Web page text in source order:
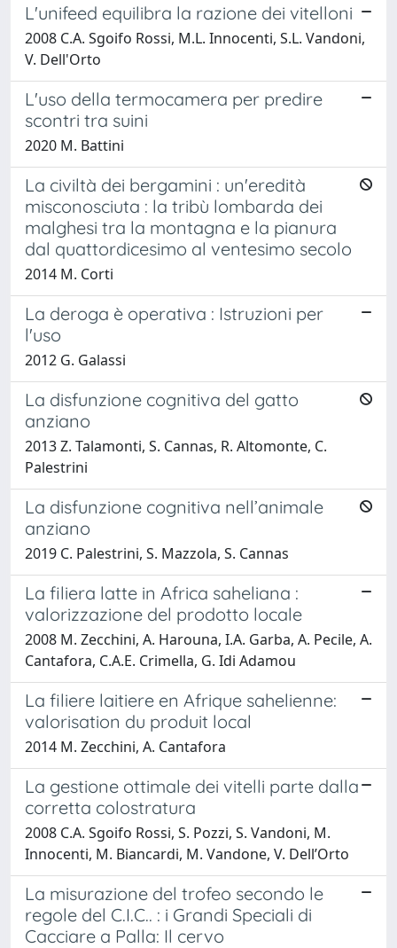
L'unifeed equilibra la razione dei vitelloni
2008 C.A. Sgoifo Rossi, M.L. Innocenti, S.L. Vandoni,
V. Dell'Orto
L'uso della termocamera per predire
scontri tra suini
2020 M. Battini
La civiltà dei bergamini : un'eredità
misconosciuta : la tribù lombarda dei
malghesi tra la montagna e la pianura
dal quattordicesimo al ventesimo secolo
2014 M. Corti
La deroga è operativa : Istruzioni per
l'uso
2012 G. Galassi
La disfunzione cognitiva del gatto
anziano
2013 Z. Talamonti, S. Cannas, R. Altomonte, C.
Palestrini
La disfunzione cognitiva nell’animale
anziano
2019 C. Palestrini, S. Mazzola, S. Cannas
La filiera latte in Africa saheliana :
valorizzazione del prodotto locale
2008 M. Zecchini, A. Harouna, I.A. Garba, A. Pecile, A.
Cantafora, C.A.E. Crimella, G. Idi Adamou
La filiere laitiere en Afrique sahelienne:
valorisation du produit local
2014 M. Zecchini, A. Cantafora
La gestione ottimale dei vitelli parte dalla
corretta colostratura
2008 C.A. Sgoifo Rossi, S. Pozzi, S. Vandoni, M.
Innocenti, M. Biancardi, M. Vandone, V. Dell’Orto
La misurazione del trofeo secondo le
regole del C.I.C.. : i Grandi Speciali di
Cacciare a Palla: Il cervo